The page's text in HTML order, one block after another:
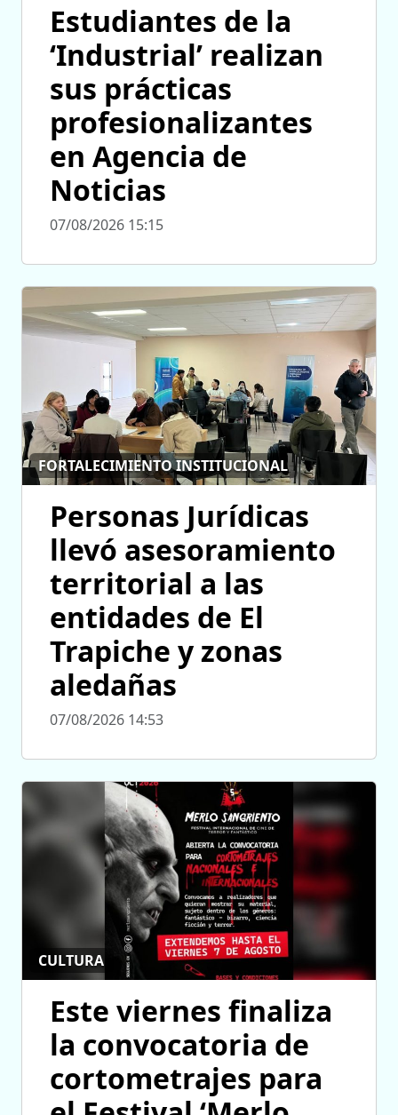
Estudiantes de la
‘Industrial’ realizan
sus prácticas
profesionalizantes
en Agencia de
Noticias
07/08/2026 15:15
FORTALECIMIENTO INSTITUCIONAL
Personas Jurídicas
llevó asesoramiento
territorial a las
entidades de El
Trapiche y zonas
aledañas
07/08/2026 14:53
CULTURA
Este viernes finaliza
la convocatoria de
cortometrajes para